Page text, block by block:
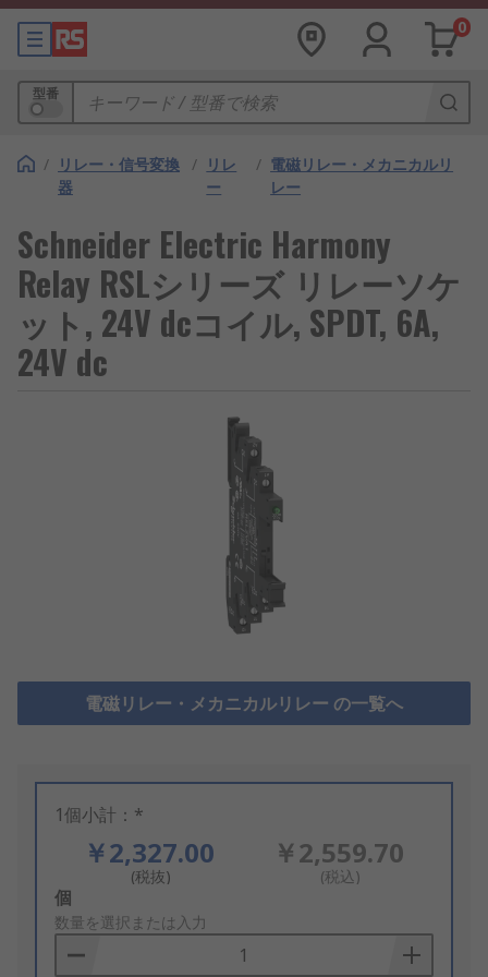
0
型番
/ リレー・信号変換
器
/ リレ
ー
/ 電磁リレー・メカニカルリ
レー
Schneider Electric Harmony
Relay RSLシリーズ リレーソケ
ット, 24V dcコイル, SPDT, 6A,
24V dc
電磁リレー・メカニカルリレー の一覧へ
1個小計：*
￥2,327.00
(税抜)
￥2,559.70
(税込)
Add
to
Basket
個
数量を選択または入力